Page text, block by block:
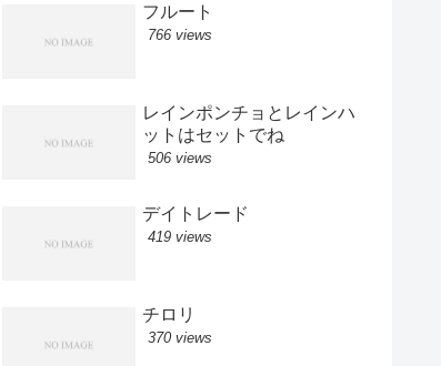
フルート
766 views
レインポンチョとレインハ
ットはセットでね
506 views
デイトレード
419 views
チロリ
370 views